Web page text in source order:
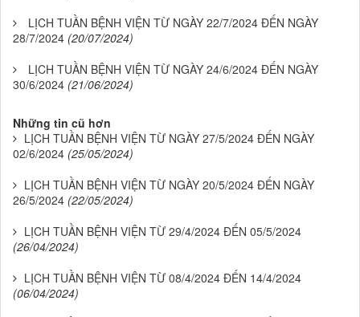
LỊCH TUẦN BỆNH VIỆN TỪ NGÀY 22/7/2024 ĐẾN NGÀY
28/7/2024 (20/07/2024)
LỊCH TUẦN BỆNH VIỆN TỪ NGÀY 24/6/2024 ĐẾN NGÀY
30/6/2024 (21/06/2024)
Những tin cũ hơn
LỊCH TUẦN BỆNH VIỆN TỪ NGÀY 27/5/2024 ĐẾN NGÀY
02/6/2024 (25/05/2024)
LỊCH TUẦN BỆNH VIỆN TỪ NGÀY 20/5/2024 ĐẾN NGÀY
26/5/2024 (22/05/2024)
LỊCH TUẦN BỆNH VIỆN TỪ 29/4/2024 ĐẾN 05/5/2024
(26/04/2024)
LỊCH TUẦN BỆNH VIỆN TỪ 08/4/2024 ĐẾN 14/4/2024
(06/04/2024)